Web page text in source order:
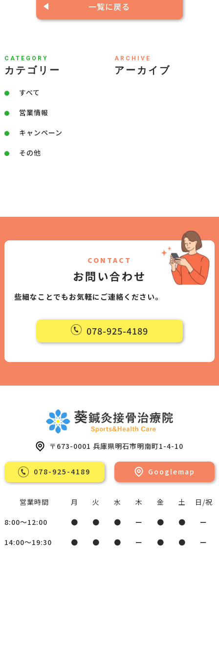
一覧に戻る
CATEGORY
カテゴリー
すべて
営業情報
キャンペーン
その他
ARCHIVE
アーカイブ
CONTACT
お問い合わせ
些細なことでもお気軽にご連絡ください。
078-925-4189
〒673-0001 兵庫県明⽯市明南町1-4-10
078-925-4189 Googlemap
営業時間 月 火 水 木 金 土 日/祝
8:00～12:00 ● ● ● ー ● ● ー
14:00～19:30 ● ● ● ー ● ● ー